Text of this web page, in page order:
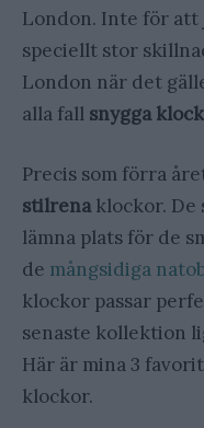
London. Inte för att
speciellt stor
London när det
alla fall snygga
Precis som förra
stilrenaklockor. De
lämna plats för de
de mångsidiga
klockor passar
senaste kollektion
Här är mina 3
klockor.